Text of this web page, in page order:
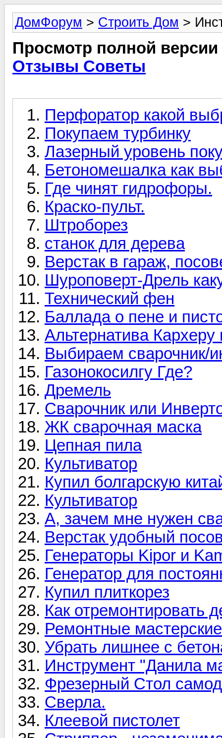
ДомФорум > Строить Дом >
Просмотр полной
Отзывы Советы
Перфоратор какой
Покупаем турбинку
Лазерный уровень
Бетономешалка как
Где чинят гидрофоры.
Краско-пульт.
Штроборез
станок для дерева
Верстак в гараж,
Шуроповерт-Дрель
Технический фен
Баллада о пене и
Альтернатива
Выбираем сварочник/
Газонокосилгу Где?
Дремель
Сварочник или
ЖК сварочная маска
Цепная пила
Культиватор
Купил болгарскую
Культиватор
А, зачем мне нужен
Верстак удобный
Генераторы Kipor и
Генератор для
Купил плиткорез
Как отремонтировать
Ремонтные мастерские
Убрать лишнее с
Инструмент "Данила
Фрезерный Стол
Сверла.
Клеевой пистолет